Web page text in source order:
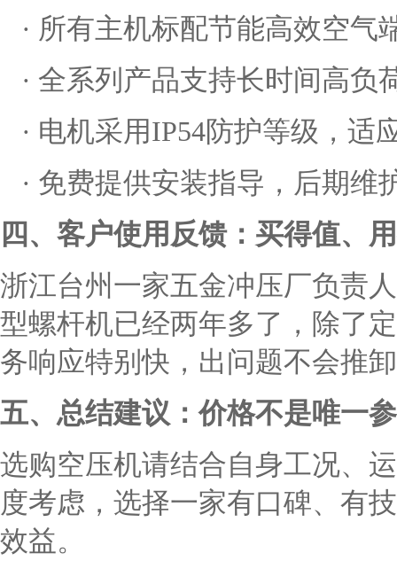
· 所有主机标配节能高效空气
· 全系列产品支持长时间高负
· 电机采用IP54防护等级，适
· 免费提供安装指导，后期维
四、客户使用反馈：买得值、
浙江台州一家五金冲压厂负责
型螺杆机已经两年多了，除了
务响应特别快，出问题不会推
五、总结建议：价格不是唯一
选购空压机请结合自身工况、
度考虑，选择一家有口碑、有
效益。